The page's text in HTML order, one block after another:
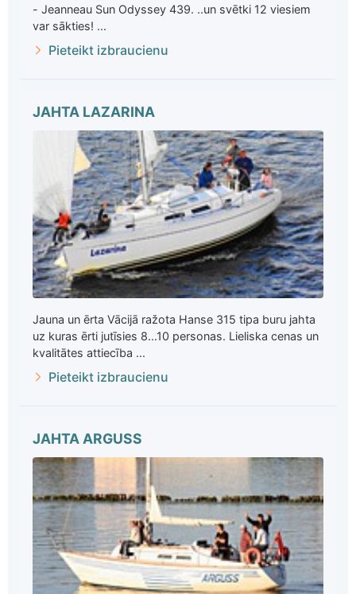
- Jeanneau Sun Odyssey 439. ..un svētki 12 viesiem
var sākties! ...
Pieteikt izbraucienu
JAHTA LAZARINA
Jauna un ērta Vācijā ražota Hanse 315 tipa buru jahta
uz kuras ērti jutīsies 8...10 personas. Lieliska cenas un
kvalitātes attiecība ...
Pieteikt izbraucienu
JAHTA ARGUSS